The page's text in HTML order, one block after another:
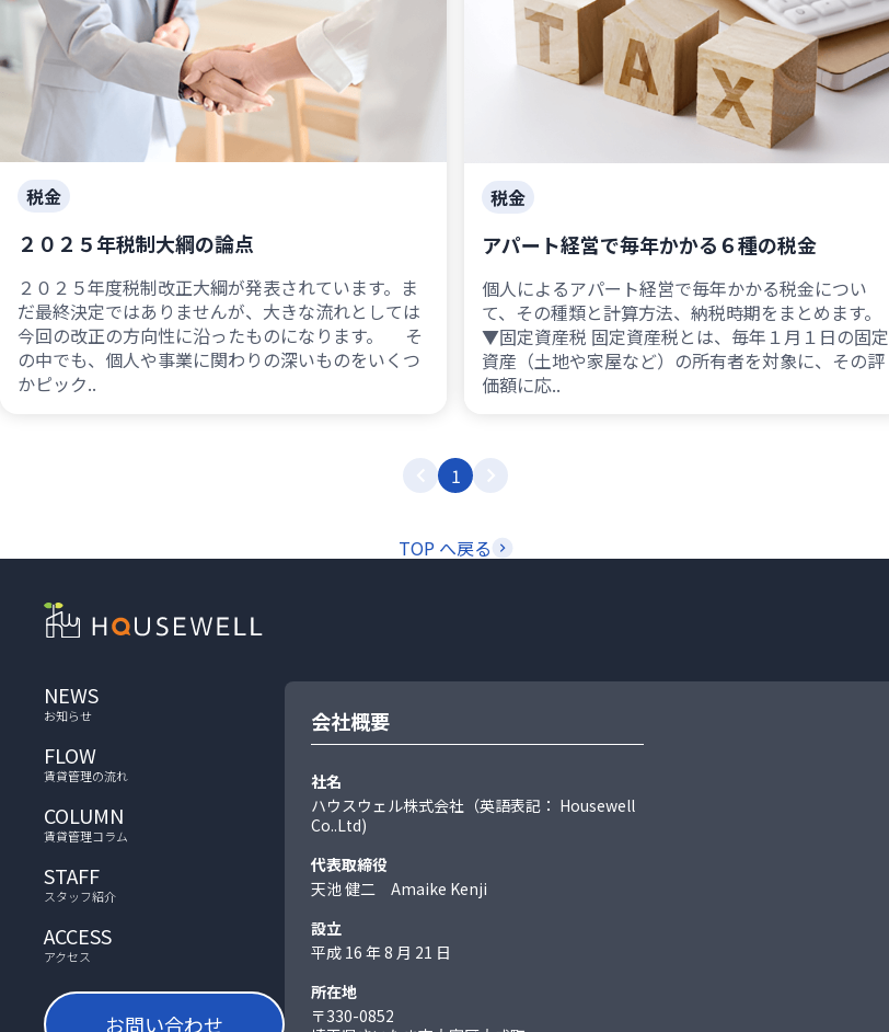
税金
２０２５年税制大綱の論点
２０２５年度税制改正大綱が発表されています。ま
だ最終決定ではありませんが、大きな流れとしては
今回の改正の方向性に沿ったものになります。 そ
の中でも、個人や事業に関わりの深いものをいくつ
かピック..
税金
アパート経営で毎年かかる６種の税金
個人によるアパート経営で毎年かかる税金につい
て、その種類と計算方法、納税時期をまとめます。
▼固定資産税 固定資産税とは、毎年１月１日の固定
資産（土地や家屋など）の所有者を対象に、その評
価額に応..
1
TOP へ戻る
NEWS
お知らせ
FLOW
賃貸管理の流れ
COLUMN
賃貸管理コラム
STAFF
スタッフ紹介
ACCESS
アクセス
お問い合わせ
会社概要
社名
ハウスウェル株式会社（英語表記： Housewell
Co..Ltd)
代表取締役
天池 健二 Amaike Kenji
設立
平成 16 年 8 月 21 日
所在地
〒330-0852